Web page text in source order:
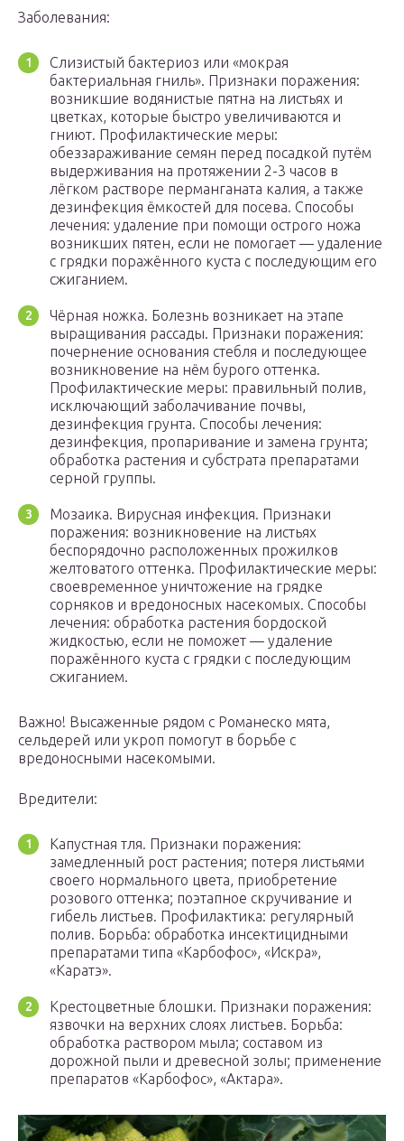
Заболевания:
Слизистый бактериоз или «мокрая
бактериальная гниль». Признаки поражения:
возникшие водянистые пятна на листьях и
цветках, которые быстро увеличиваются и
гниют. Профилактические меры:
обеззараживание семян перед посадкой путём
выдерживания на протяжении 2-3 часов в
лёгком растворе перманганата калия, а также
дезинфекция ёмкостей для посева. Способы
лечения: удаление при помощи острого ножа
возникших пятен, если не помогает — удаление
с грядки поражённого куста с последующим его
сжиганием.
Чёрная ножка. Болезнь возникает на этапе
выращивания рассады. Признаки поражения:
почернение основания стебля и последующее
возникновение на нём бурого оттенка.
Профилактические меры: правильный полив,
исключающий заболачивание почвы,
дезинфекция грунта. Способы лечения:
дезинфекция, пропаривание и замена грунта;
обработка растения и субстрата препаратами
серной группы.
Мозаика. Вирусная инфекция. Признаки
поражения: возникновение на листьях
беспорядочно расположенных прожилков
желтоватого оттенка. Профилактические меры:
своевременное уничтожение на грядке
сорняков и вредоносных насекомых. Способы
лечения: обработка растения бордоской
жидкостью, если не поможет — удаление
поражённого куста с грядки с последующим
сжиганием.
Важно! Высаженные рядом с Романеско мята,
сельдерей или укроп помогут в борьбе с
вредоносными насекомыми.
Вредители:
Капустная тля. Признаки поражения:
замедленный рост растения; потеря листьями
своего нормального цвета, приобретение
розового оттенка; поэтапное скручивание и
гибель листьев. Профилактика: регулярный
полив. Борьба: обработка инсектицидными
препаратами типа «Карбофос», «Искра»,
«Каратэ».
Крестоцветные блошки. Признаки поражения:
язвочки на верхних слоях листьев. Борьба:
обработка раствором мыла; составом из
дорожной пыли и древесной золы; применение
препаратов «Карбофос», «Актара».